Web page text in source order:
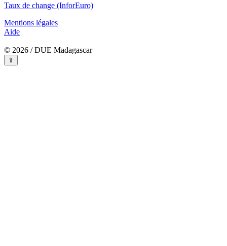
Taux de change (InforEuro)
Mentions légales
Aide
© 2026 / DUE Madagascar
⇪